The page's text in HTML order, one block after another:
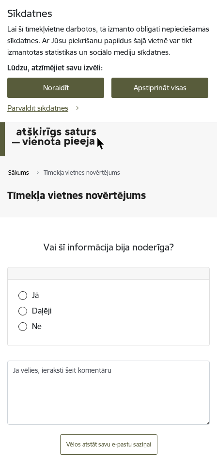
Sīkdatnes
Lai šī tīmekļvietne darbotos, tā izmanto obligāti nepieciešamās
sīkdatnes. Ar Jūsu piekrišanu papildus šajā vietnē var tikt
izmantotas statistikas un sociālo mediju sīkdatnes.
Lūdzu, atzīmējiet savu izvēli:
Noraidīt Apstiprināt visas
Pārvaldīt sīkdatnes
Sākums Tīmekļa vietnes novērtējums
Tīmekļa vietnes novērtējums
Vai šī informācija bija noderīga?
Vai šī informācija bija noderīga?
Jā
Daļēji
Nē
Ja vēlies, ieraksti šeit komentāru
Vēlos atstāt savu e-pastu saziņai